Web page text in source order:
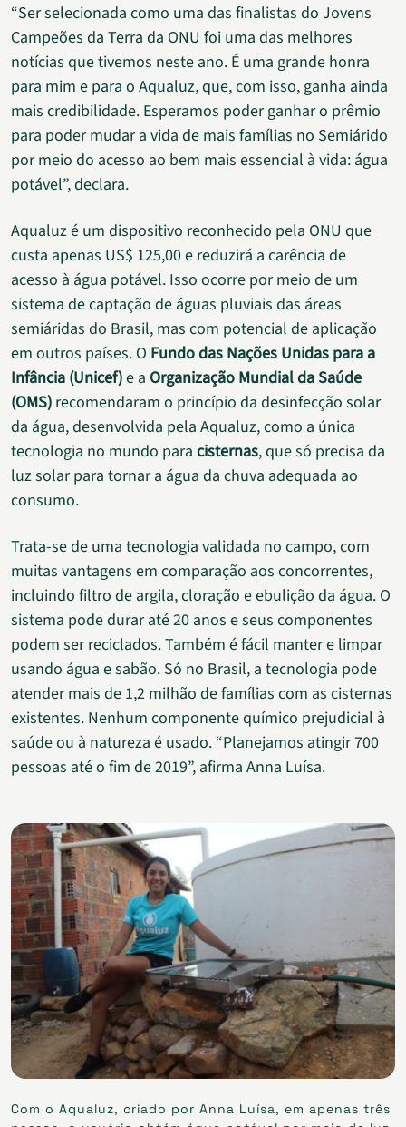
“Ser selecionada como uma das finalistas do Jovens
Campeões da Terra da ONU foi uma das melhores
notícias que tivemos neste ano. É uma grande honra
para mim e para o Aqualuz, que, com isso, ganha ainda
mais credibilidade. Esperamos poder ganhar o prêmio
para poder mudar a vida de mais famílias no Semiárido
por meio do acesso ao bem mais essencial à vida: água
potável”, declara.
Aqualuz é um dispositivo reconhecido pela ONU que
custa apenas US$ 125,00 e reduzirá a carência de
acesso à água potável. Isso ocorre por meio de um
sistema de captação de águas pluviais das áreas
semiáridas do Brasil, mas com potencial de aplicação
em outros países. O Fundo das Nações Unidas para a
Infância (Unicef)e a Organização Mundial da Saúde
(OMS) recomendaram o princípio da desinfecção solar
da água, desenvolvida pela Aqualuz, como a única
tecnologia no mundo para cisternas, que só precisa da
luz solar para tornar a água da chuva adequada ao
consumo.
Trata-se de uma tecnologia validada no campo, com
muitas vantagens em comparação aos concorrentes,
incluindo filtro de argila, cloração e ebulição da água. O
sistema pode durar até 20 anos e seus componentes
podem ser reciclados. Também é fácil manter e limpar
usando água e sabão. Só no Brasil, a tecnologia pode
atender mais de 1,2 milhão de famílias com as cisternas
existentes. Nenhum componente químico prejudicial à
saúde ou à natureza é usado. “Planejamos atingir 700
pessoas até o fim de 2019”, afirma Anna Luísa.
Com o Aqualuz, criado por Anna Luísa, em apenas três